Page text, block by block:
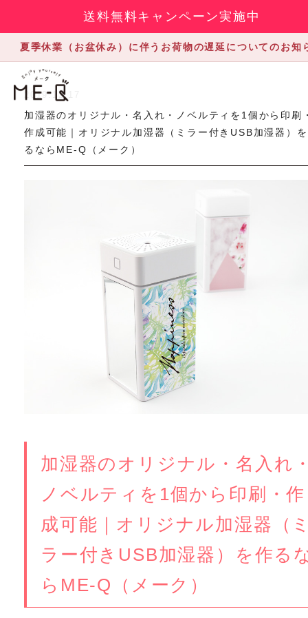
送料無料キャンペーン実施中
夏季休業（お盆休み）に伴うお荷物の遅延についてのお知
2019.12.17
加湿器のオリジナル・名入れ・ノベルティを1個から印刷
作成可能｜オリジナル加湿器（ミラー付きUSB加湿器）
るならME-Q（メーク）
加湿器のオリジナル・名入れ
ノベルティを1個から印刷・作
成可能｜オリジナル加湿器（
ラー付きUSB加湿器）を作る
らME-Q（メーク）